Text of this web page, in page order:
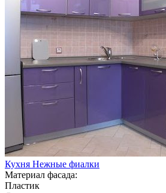
Кухня Нежные фиалки
Материал фасада:
Пластик